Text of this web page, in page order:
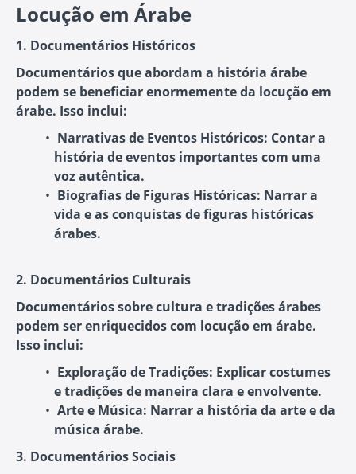
Locução em Árabe
1. Documentários Históricos
Documentários que abordam a história árabe
podem se beneficiar enormemente da locução em
árabe. Isso inclui:
Narrativas de Eventos Históricos: Contar a
história de eventos importantes com uma
voz autêntica.
Biografias de Figuras Históricas: Narrar a
vida e as conquistas de figuras históricas
árabes.
2. Documentários Culturais
Documentários sobre cultura e tradições árabes
podem ser enriquecidos com locução em árabe.
Isso inclui:
Exploração de Tradições: Explicar costumes
e tradições de maneira clara e envolvente.
Arte e Música: Narrar a história da arte e da
música árabe.
3. Documentários Sociais